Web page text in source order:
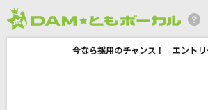
今なら採用のチャンス！ エントリ